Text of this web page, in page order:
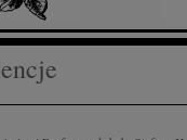
Lista Zaufanych